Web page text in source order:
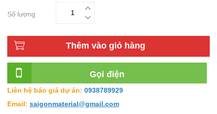
Số lượng
Thêm vào giỏ hàng
Gọi điện
Đại Lý Phân Phối Gạch Inax
Liên hệ báo giá dự án: 0938789929
Email: saigonmaterial@gmail.com